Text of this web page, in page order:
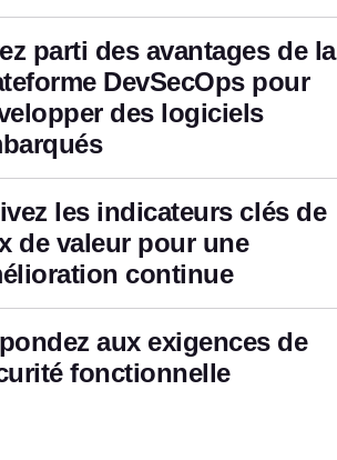
parti des avantages de la
DevSecOps pour
des logiciels
les indicateurs clés de
de valeur pour une
continue
aux exigences de
fonctionnelle